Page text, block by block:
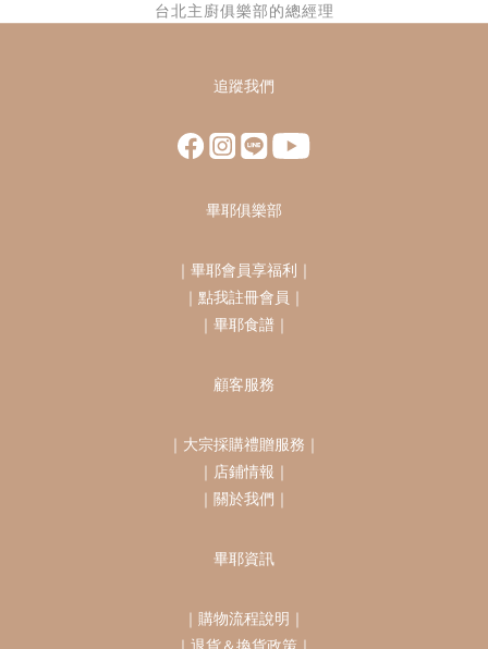
台北主廚俱樂部的總經理
追蹤我們
畢耶俱樂部
｜ 畢耶會員享福利 ｜
｜ 點我註冊會員 ｜
｜ 畢耶食譜 ｜
顧客服務
｜ 大宗採購禮贈服務 ｜
｜ 店鋪情報 ｜
｜ 關於我們 ｜
畢耶資訊
｜ 購物流程說明 ｜